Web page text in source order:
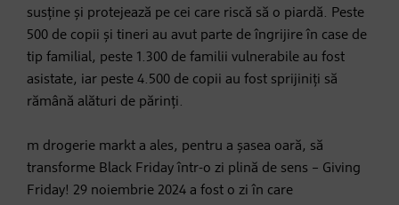
susține și protejează pe cei care riscă să o piardă. Peste
500 de copii și tineri au avut parte de îngrijire în case de
tip familial, peste 1.300 de familii vulnerabile au fost
asistate, iar peste 4.500 de copii au fost sprijiniți să
rămână alături de părinți.
m drogerie markt a ales, pentru a șasea oară, să
transforme Black Friday într-o zi plină de sens – Giving
Friday! 29 noiembrie 2024 a fost o zi în care